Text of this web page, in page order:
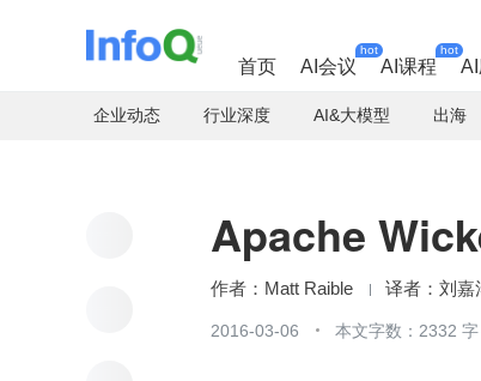
首页 AI会议
hot
AI课程
hot
AI
企业动态 行业深度 AI&大模型 出海
Apache
Matt Raible 刘嘉
2016-03-06 本文字数：2332 字